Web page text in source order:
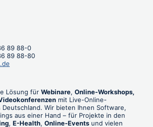
89 88-0
89 88-80
Lösung für Webinare, Online-Workshops,
mit Live-Online-
Deutschland. Wir bieten Ihnen Software,
aus einer Hand – für Projekte in den
, E-Health, Online-Events und vielen